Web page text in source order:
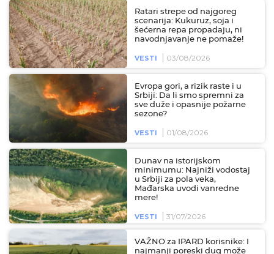
Ratari strepe od najgoreg
scenarija: Kukuruz, soja i
šećerna repa propadaju, ni
navodnjavanje ne pomaže!
VESTI 03/08/2026
Evropa gori, a rizik raste i u
Srbiji: Da li smo spremni za
sve duže i opasnije požarne
sezone?
VESTI 01/08/2026
Dunav na istorijskom
minimumu: Najniži vodostaj
u Srbiji za pola veka,
Mađarska uvodi vanredne
mere!
VESTI 31/07/2026
VAŽNO za IPARD korisnike: I
najmanji poreski dug može